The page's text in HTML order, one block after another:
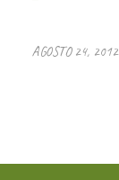
AGOSTO 24, 2012